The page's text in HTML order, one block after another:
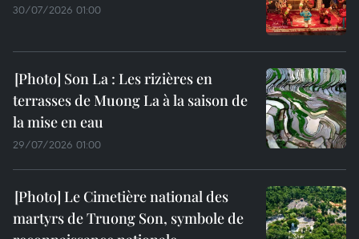
30/07/2026 01:00
Son La : Les rizières en
terrasses de Muong La à la saison de
la mise en eau
29/07/2026 01:00
Le Cimetière national des
martyrs de Truong Son, symbole de